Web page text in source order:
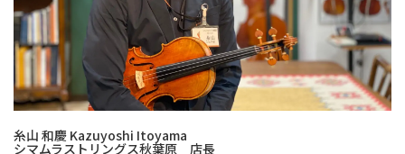
糸山 和慶 Kazuyoshi Itoyama
シマムラストリングス秋葉原 店長